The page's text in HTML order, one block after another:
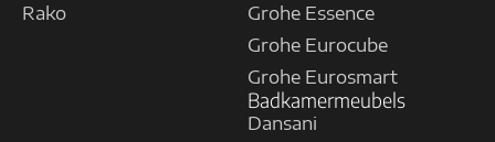
Rako
Grohe Essence
Grohe Eurocube
Grohe Eurosmart
Badkamermeubels
Dansani